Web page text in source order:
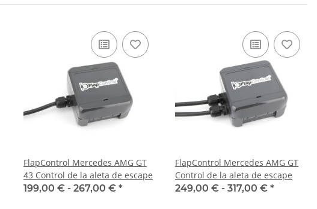
FlapControl Mercedes AMG GT
43 Control de la aleta de escape
199,00 € - 267,00 € *
FlapControl Mercedes AMG GT
Control de la aleta de escape
249,00 € - 317,00 € *